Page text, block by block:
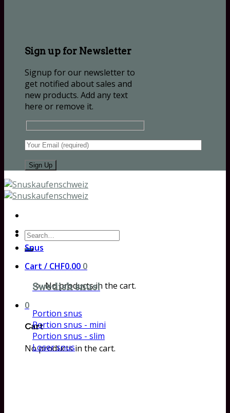
Sign up for Newsletter
Signup for our newsletter to
get notified about sales and
new products. Add any text
here or remove it.
Search
for:
Cart / CHF0.00 0
No products in the cart.
0
Cart
No products in the cart.
Snus
Swedish snus!
Portion snus
Portion snus - mini
Portion snus - slim
Loser snus